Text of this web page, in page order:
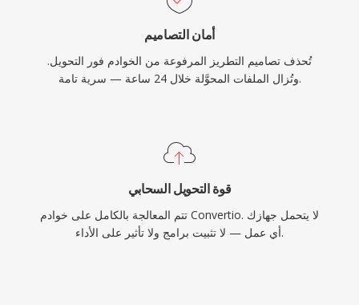
أمان التصاميم
تُحذف تصاميم التطريز المرفوعة من الخوادم فور التحويل.
وتُزال الملفات المحوَّلة خلال 24 ساعة — سرية تامة.
قوة التحويل السحابي
تتم المعالجة بالكامل على خوادم Convertio. لا يتحمل جهازك
أي عمل — لا تثبيت برامج ولا تأثير على الأداء.